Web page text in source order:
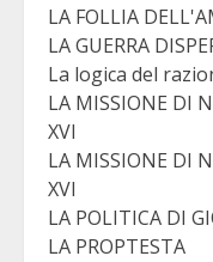
LA FOLLIA
LA GUERRA
La logica del
LA MISSIONE DI
XVI
LA MISSIONE DI
XVI
LA POLITICA DI
LA PROPTESTA